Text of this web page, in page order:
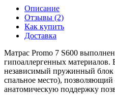
Описание
Отзывы (2)
Как купить
Доставка
Матрас Promo 7 S600
гипоаллергенных материалов.
независимый пружинный
спальное место),
анатомическую поддержку